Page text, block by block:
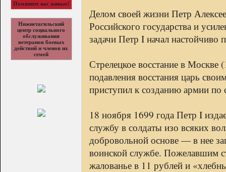
Помяните нас живые!
Нижнетагильский
центр социального
обслуживания
ветеранов боевых
действий и членов их
семей
Делом своей жизни Петр
Российского государства и
задачи Петр I начал
Стрелецкое восстание в Москве
подавления восстания царь
приступил к созданию армии по
18 ноября 1699 года Петр I
службу в солдаты изо всяких
добровольной основе — в нее
воинской службе. Пожелавшим
жалованье в 11 рублей и